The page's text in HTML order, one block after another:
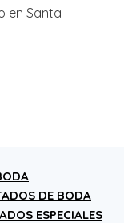
DE BODA
ESPECIALES